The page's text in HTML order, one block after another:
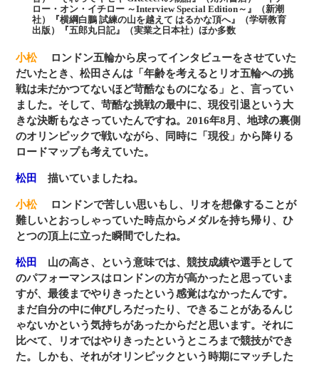
ロー・オン・イチロー ～Interview Special Edition～』（新潮
社）『横綱白鵬 試練の山を越えて はるかな頂へ』（学研教育
出版）『五郎丸日記』（実業之日本社）ほか多数
小松ロンドン五輪から戻ってインタビューをさせていた
だいたとき、松田さんは「年齢を考えるとリオ五輪への挑
戦は未だかつてないほど苛酷なものになる」と、言ってい
ました。そして、苛酷な挑戦の最中に、現役引退という大
きな決断もなさっていたんですね。2016年8月、地球の裏側
のオリンピックで戦いながら、同時に「現役」から降りる
ロードマップも考えていた。
松田 描いていましたね。
小松ロンドンで苦しい思いもし、リオを想像することが
難しいとおっしゃっていた時点からメダルを持ち帰り、ひ
とつの頂上に立った瞬間でしたね。
松田
山の高さ、という意味では、競技成績や選手として
のパフォーマンスはロンドンの方が高かったと思っていま
すが、最後までやりきったという感覚はなかったんです。
まだ自分の中に伸びしろだったり、できることがあるんじ
ゃないかという気持ちがあったからだと思います。それに
比べて、リオではやりきったというところまで競技ができ
た。しかも、それがオリンピックという時期にマッチした